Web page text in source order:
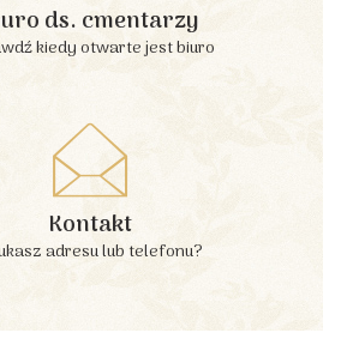
ds. cmentarzy
kiedy otwarte jest biuro
Kontakt
adresu lub telefonu?